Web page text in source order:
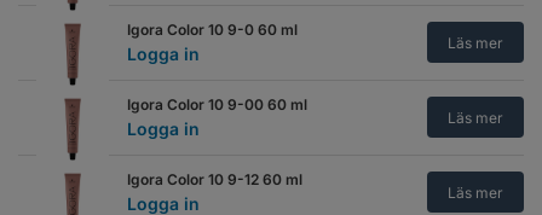
Igora Color 10 9-0 60 ml
Logga in
Läs mer
Igora Color 10 9-00 60 ml
Logga in
Läs mer
Igora Color 10 9-12 60 ml
Logga in
Läs mer